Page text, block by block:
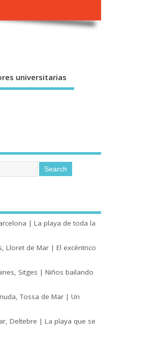
universitarias
| La playa de toda la
Lloret de Mar | El excéntrico
Sitges | Niños bailando
Tossa de Mar | Un
Deltebre | La playa que se